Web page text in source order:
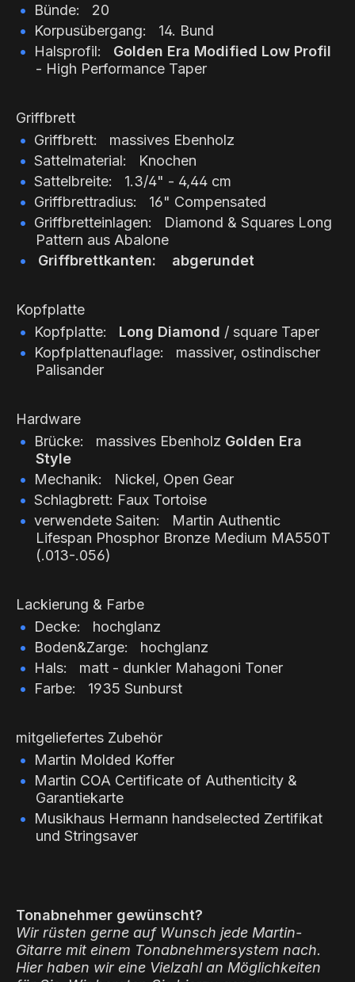
Bünde: 20
Korpusübergang: 14. Bund
Halsprofil: Golden Era Modified Low Profil
- High Performance Taper
Griffbrett
Griffbrett: massives Ebenholz
Sattelmaterial: Knochen
Sattelbreite: 1.3/4" - 4,44 cm
Griffbrettradius: 16" Compensated
Griffbretteinlagen: Diamond & Squares Long
Pattern aus Abalone
Griffbrettkanten: abgerundet
Kopfplatte
Kopfplatte: Long Diamond / square Taper
Kopfplattenauflage: massiver, ostindischer
Palisander
Hardware
Brücke: massives Ebenholz Golden Era
Style
Mechanik: Nickel, Open Gear
Schlagbrett: Faux Tortoise
verwendete Saiten: Martin Authentic
Lifespan Phosphor Bronze Medium MA550T
(.013-.056)
Lackierung & Farbe
Decke: hochglanz
Boden&Zarge: hochglanz
Hals: matt - dunkler Mahagoni Toner
Farbe: 1935 Sunburst
mitgeliefertes Zubehör
Martin Molded Koffer
Martin COA Certificate of Authenticity &
Garantiekarte
Musikhaus Hermann handselected Zertifikat
und Stringsaver
Tonabnehmer gewünscht?
Wir rüsten gerne auf Wunsch jede Martin-
Gitarre mit einem Tonabnehmersystem nach.
Hier haben wir eine Vielzahl an Möglichkeiten